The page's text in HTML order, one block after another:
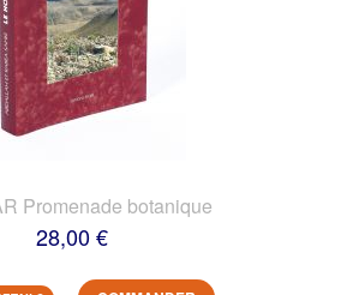
Promenade botanique
28,00 €